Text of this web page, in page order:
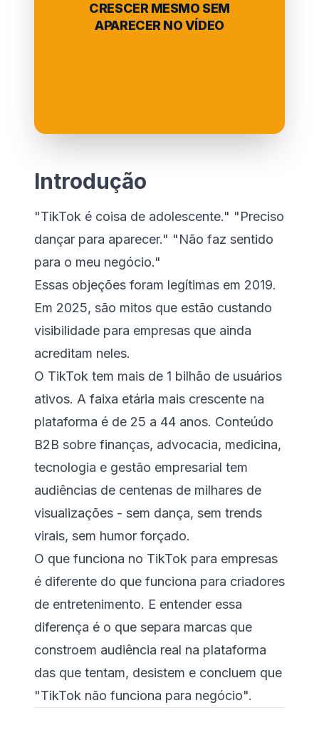
CRESCER MESMO SEM
APARECER NO VÍDEO
Introdução
"TikTok é coisa de adolescente." "Preciso
dançar para aparecer." "Não faz sentido
para o meu negócio."
Essas objeções foram legítimas em 2019.
Em 2025, são mitos que estão custando
visibilidade para empresas que ainda
acreditam neles.
O TikTok tem mais de 1 bilhão de usuários
ativos. A faixa etária mais crescente na
plataforma é de 25 a 44 anos. Conteúdo
B2B sobre finanças, advocacia, medicina,
tecnologia e gestão empresarial tem
audiências de centenas de milhares de
visualizações - sem dança, sem trends
virais, sem humor forçado.
O que funciona no TikTok para empresas
é diferente do que funciona para criadores
de entretenimento. E entender essa
diferença é o que separa marcas que
constroem audiência real na plataforma
das que tentam, desistem e concluem que
"TikTok não funciona para negócio".